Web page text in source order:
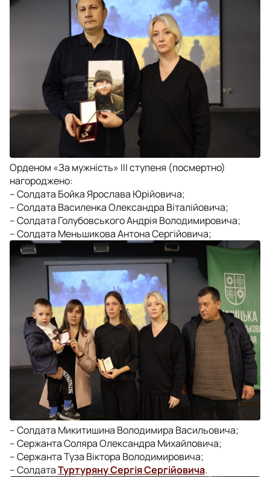
Орденом «За мужність» ІІІ ступеня (посмертно)
нагороджено:
– Солдата Бойка Ярослава Юрійовича;
– Солдата Василенка Олександра Віталійовича;
– Солдата Голубовського Андрія Володимировича;
– Солдата Меньшикова Антона Сергійовича;
– Солдата Микитишина Володимира Васильовича;
– Сержанта Соляра Олександра Михайловича;
– Сержанта Туза Віктора Володимировича;
– СолдатаТуртуряну Сергія Сергійовича.